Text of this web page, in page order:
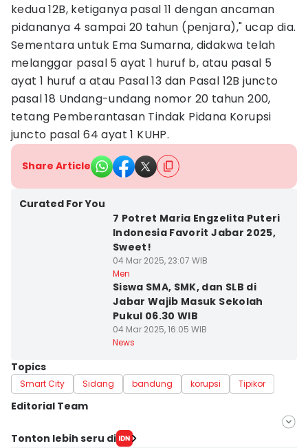
kedua 12B, ketiganya pasal 11 dengan ancaman
pidananya 4 sampai 20 tahun (penjara)," ucap dia.
Sementara untuk Ema Sumarna, didakwa telah
melanggar pasal 5 ayat 1 huruf b, atau pasal 5
ayat 1 huruf a atau Pasal 13 dan Pasal 12B juncto
pasal 18 Undang-undang nomor 20 tahun 200,
tetang Pemberantasan Tindak Pidana Korupsi
juncto pasal 64 ayat 1 KUHP.
Share Article
Curated For You
7 Potret Maria Engzelita Puteri
Indonesia Favorit Jabar 2025,
Sweet!
04 Mar 2025, 23:07 WIB
Men
Siswa SMA, SMK, dan SLB di
Jabar Wajib Masuk Sekolah
Pukul 06.30 WIB
04 Mar 2025, 16:05 WIB
News
Topics
Smart City Sidang bandung korupsi Tipikor
Editorial Team
Editor
Tonton lebih seru di